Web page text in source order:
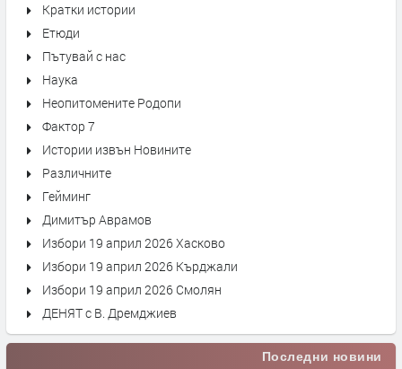
Кратки истории
Етюди
Пътувай с нас
Наука
Неопитомените Родопи
Фактор 7
Истории извън Новините
Различните
Гейминг
Димитър Аврамов
Избори 19 април 2026 Хасково
Избори 19 април 2026 Кърджали
Избори 19 април 2026 Смолян
ДЕНЯТ с В. Дремджиев
Последни новини